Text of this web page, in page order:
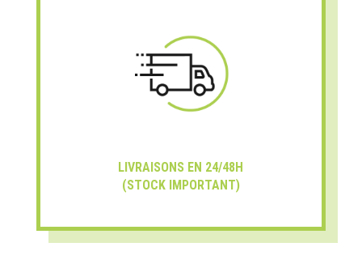
LIVRAISONS EN 24/48H
(STOCK IMPORTANT)